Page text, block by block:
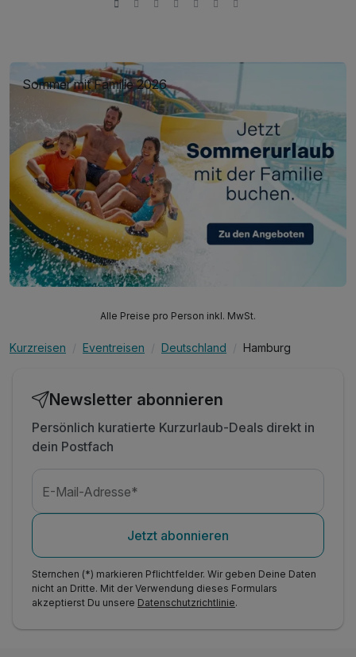
Sommer mit Familie 2026
Alle Preise pro Person inkl. MwSt.
Kurzreisen Eventreisen Deutschland Hamburg
Newsletter abonnieren
Persönlich kuratierte Kurzurlaub-Deals direkt in
dein Postfach
E-Mail-Adresse*
Jetzt abonnieren
Sternchen (*) markieren Pflichtfelder. Wir geben Deine Daten
nicht an Dritte. Mit der Verwendung dieses Formulars
akzeptierst Du unsere Datenschutzrichtlinie.